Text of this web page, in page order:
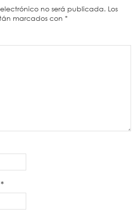
no será publicada. Los
marcados con *
*